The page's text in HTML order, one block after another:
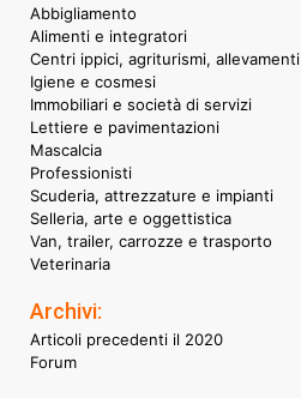
Abbigliamento
Alimenti e integratori
Centri ippici, agriturismi, allevamenti
Igiene e cosmesi
Immobiliari e società di servizi
Lettiere e pavimentazioni
Mascalcia
Professionisti
Scuderia, attrezzature e impianti
Selleria, arte e oggettistica
Van, trailer, carrozze e trasporto
Veterinaria
Archivi:
Articoli precedenti il 2020
Forum